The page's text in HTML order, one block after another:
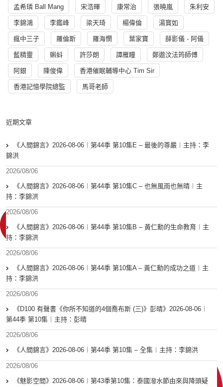
孟希璘 Ball Mang 宋浩暉 康常治 張曉嵐 朱利安
李錦鴻 李鑑峰 梁天琦 楊偉倫 湯寳如
瘋中三子 羅倫斯 羅海憫 葉家寶 薛影儀 - 阿儀
藍精靈 蝌蚪 許莎朗 譚雁瞳 鄭遨汶法筠師傅
阿銀 陳俊偉 香港催眠輔導中心 Tim Sir
香港記憶學院總監 馬哥老師
近期文章
《人間錦言》2026-08-06︱第44季 第10集E – 最後的尊嚴︱主持：李
錦洪
2026/08/06
《人間錦言》2026-08-06︱第44季 第10集C – 也無風雨也無晴︱主
持：李錦洪
2026/08/06
《人間錦言》2026-08-06︱第44季 第10集B – 黃仁勳的生命教育︱主
持：李錦洪
2026/08/06
《人間錦言》2026-08-06︱第44季 第10集A – 黃仁勳的成功之道︱主
持：李錦洪
2026/08/06
《D100 有聲書《你所不知道的4個喬布斯 (三)》彭晴》2026-08-06︱
第44季 第10集︱主持：彭晴
2026/08/06
《人間錦言》2026-08-06︱第44季 第10集 – 全集︱主持：李錦洪
2026/08/06
《魅影空間》2026-08-06︱第43季第10集：泰國潑水節由來與降頭疑